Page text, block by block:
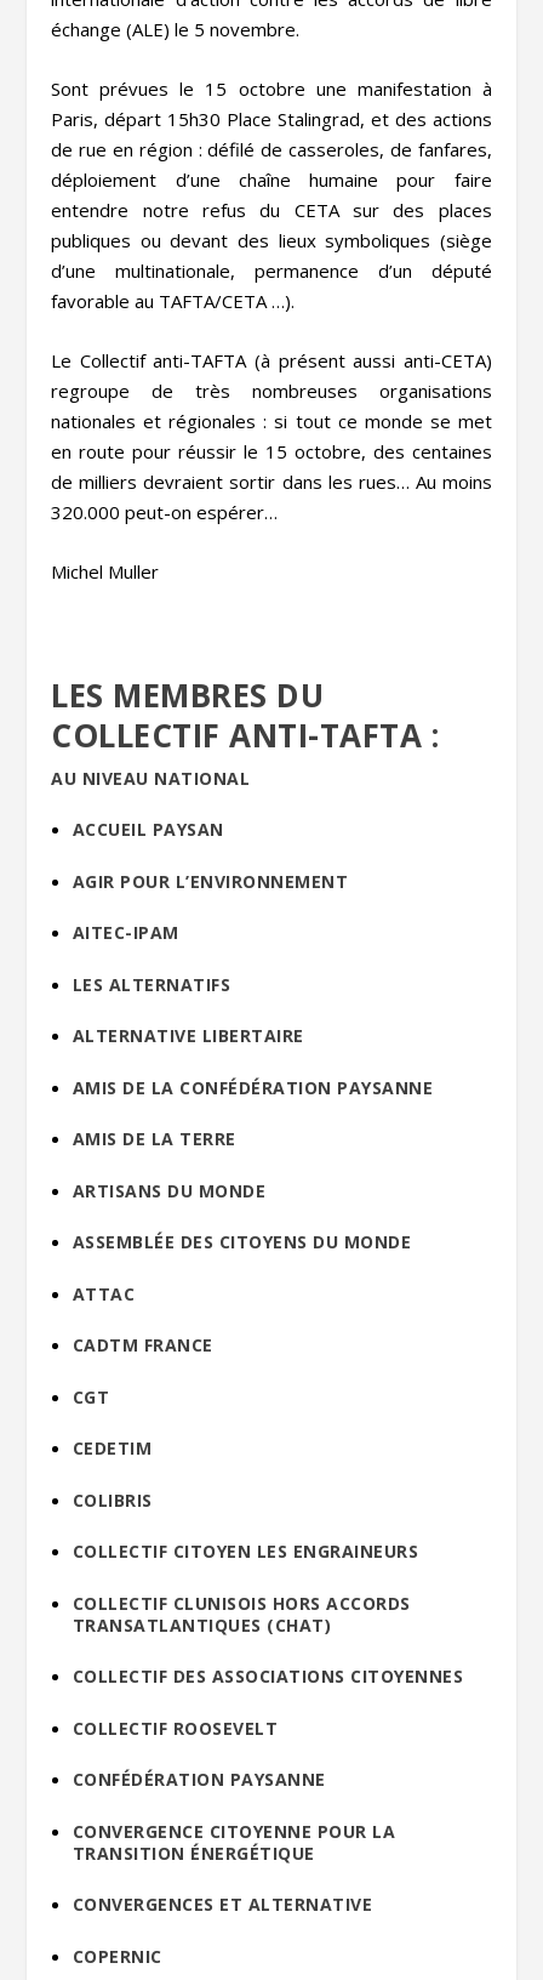
échange (ALE) le 5 novembre.
Sont prévues le 15 octobre une manifestation à
Paris, départ 15h30 Place Stalingrad, et des actions
de rue en région : défilé de casseroles, de fanfares,
déploiement d’une chaîne humaine pour faire
entendre notre refus du CETA sur des places
publiques ou devant des lieux symboliques (siège
d’une multinationale, permanence d’un député
favorable au TAFTA/CETA …).
Le Collectif anti-TAFTA (à présent aussi anti-CETA)
regroupe de très nombreuses organisations
nationales et régionales : si tout ce monde se met
en route pour réussir le 15 octobre, des centaines
de milliers devraient sortir dans les rues… Au moins
320.000 peut-on espérer…
Michel Muller
LES MEMBRES DU
COLLECTIF ANTI-TAFTA :
AU NIVEAU NATIONAL
ACCUEIL PAYSAN
AGIR POUR L’ENVIRONNEMENT
AITEC-IPAM
LES ALTERNATIFS
ALTERNATIVE LIBERTAIRE
AMIS DE LA CONFÉDÉRATION PAYSANNE
AMIS DE LA TERRE
ARTISANS DU MONDE
ASSEMBLÉE DES CITOYENS DU MONDE
ATTAC
CADTM FRANCE
CGT
CEDETIM
COLIBRIS
COLLECTIF CITOYEN LES ENGRAINEURS
COLLECTIF CLUNISOIS HORS ACCORDS
TRANSATLANTIQUES (CHAT)
COLLECTIF DES ASSOCIATIONS CITOYENNES
COLLECTIF ROOSEVELT
CONFÉDÉRATION PAYSANNE
CONVERGENCE CITOYENNE POUR LA
TRANSITION ÉNERGÉTIQUE
CONVERGENCES ET ALTERNATIVE
COPERNIC